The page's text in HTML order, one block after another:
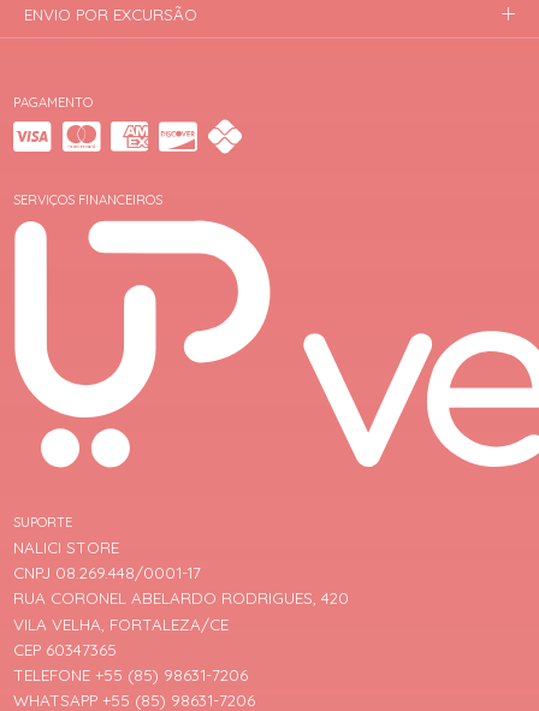
PAGAMENTO
SERVIÇOS FINANCEIROS
SUPORTE
NALICI STORE
CNPJ 08.269.448/0001-17
RUA CORONEL ABELARDO RODRIGUES, 420
VILA VELHA, FORTALEZA/CE
CEP 60347365
TELEFONE +55 (85) 98631-7206
WHATSAPP +55 (85) 98631-7206
ENVIO POR EXCURSÃO